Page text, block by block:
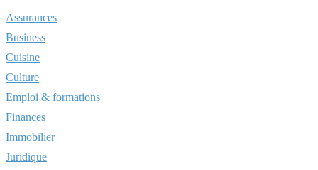
Assurances
Business
Cuisine
Culture
Emploi & formations
Finances
Immobilier
Juridique